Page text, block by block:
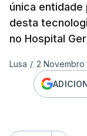
única entidade
desta
no Hospital
Lusa / 2 Novembro